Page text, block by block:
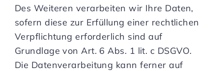
Des Weiteren verarbeiten wir Ihre Daten,
sofern diese zur Erfüllung einer rechtlichen
Verpflichtung erforderlich sind auf
Grundlage von Art. 6 Abs. 1 lit. c DSGVO.
Die Datenverarbeitung kann ferner auf